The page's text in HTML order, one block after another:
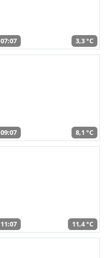
07:07 3,3 °C
09:07 8,1 °C
11:07 11,4 °C